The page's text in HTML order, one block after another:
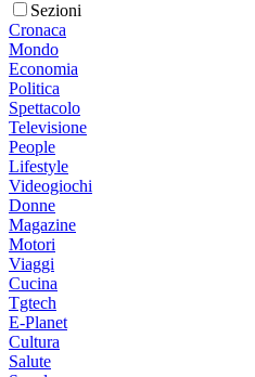
Sezioni
Cronaca
Mondo
Economia
Politica
Spettacolo
Televisione
People
Lifestyle
Videogiochi
Donne
Magazine
Motori
Viaggi
Cucina
Tgtech
E-Planet
Cultura
Salute